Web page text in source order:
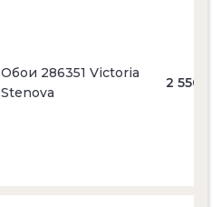
Обои 286351 Victoria
Stenova
2 550